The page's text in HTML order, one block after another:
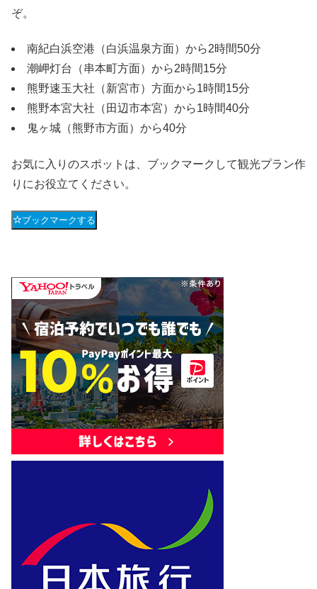
ぞ。
南紀白浜空港（白浜温泉方面）から2時間50分
潮岬灯台（串本町方面）から2時間15分
熊野速玉大社（新宮市）方面から1時間15分
熊野本宮大社（田辺市本宮）から1時間40分
鬼ヶ城（熊野市方面）から40分
お気に入りのスポットは、ブックマークして観光プラン作
りにお役立てください。
ブックマークする